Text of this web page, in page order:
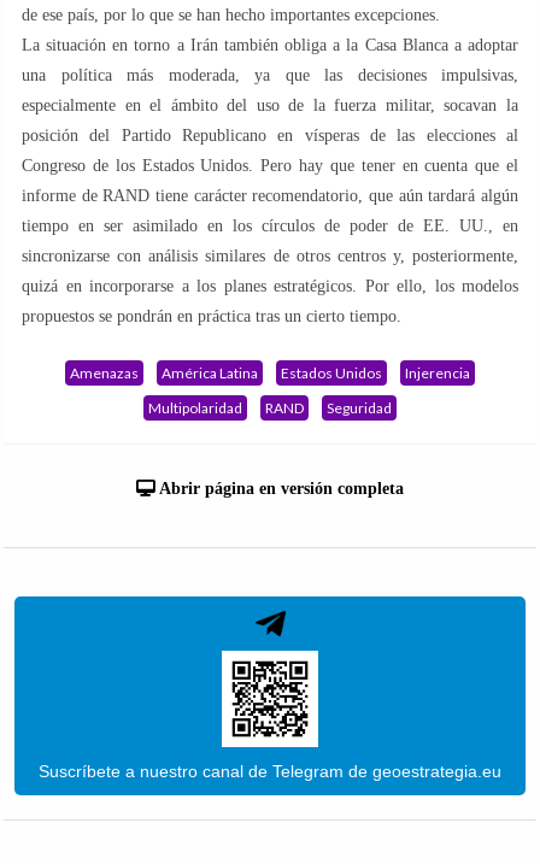
de ese país, por lo que se han hecho importantes excepciones.
La situación en torno a Irán también obliga a la Casa Blanca a adoptar
una política más moderada, ya que las decisiones impulsivas,
especialmente en el ámbito del uso de la fuerza militar, socavan la
posición del Partido Republicano en vísperas de las elecciones al
Congreso de los Estados Unidos. Pero hay que tener en cuenta que el
informe de RAND tiene carácter recomendatorio, que aún tardará algún
tiempo en ser asimilado en los círculos de poder de EE. UU., en
sincronizarse con análisis similares de otros centros y, posteriormente,
quizá en incorporarse a los planes estratégicos. Por ello, los modelos
propuestos se pondrán en práctica tras un cierto tiempo.
Amenazas América Latina Estados Unidos
Injerencia
Multipolaridad
RAND Seguridad
Abrir página en versión completa
Suscríbete a nuestro canal de Telegram de geoestrategia.eu